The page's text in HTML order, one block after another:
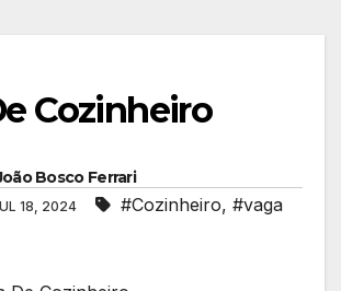
Cozinheiro
Bosco Ferrari
18, 2024 #Cozinheiro, #vaga